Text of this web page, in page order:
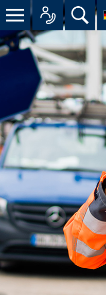
Menü Alle